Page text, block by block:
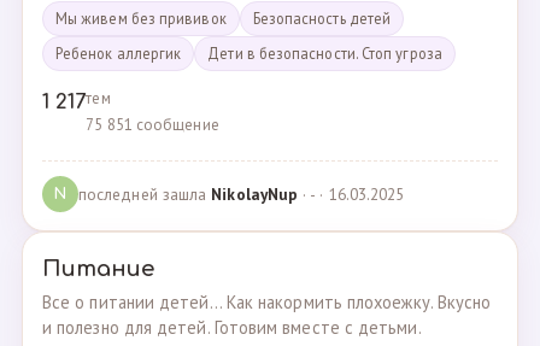
Мы живем без прививок
Безопасность детей
Ребенок аллергик
Дети в безопасности. Стоп угроза
1 217тем
75 851 сообщение
N последней зашла NikolayNup · - · 16.03.2025
Питание
Все о питании детей... Как накормить плохоежку. Вкусно
и полезно для детей. Готовим вместе с детьми.